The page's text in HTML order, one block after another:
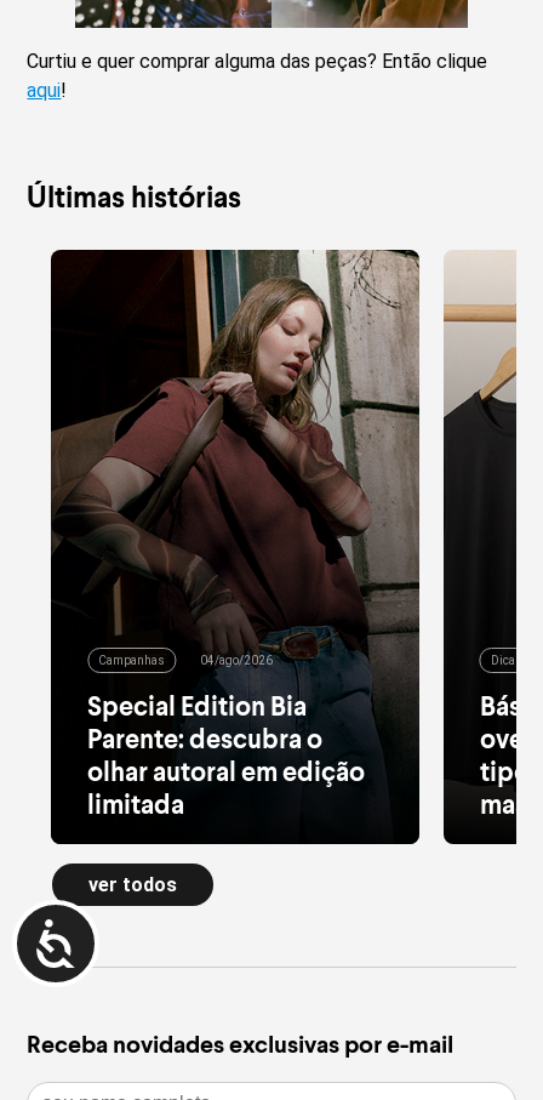
Curtiu e quer comprar alguma das peças? Então clique
aqui!
Últimas histórias
Campanhas 04/ago/2026
Special Edition Bia
Parente: descubra o
olhar autoral em edição
limitada
Alfaiataria leve, tule estampado, pied
de poule e acessórios com pedras
naturais dão forma à nova Special
Edition
Dicas de
Da
ver todos
Receba novidades exclusivas por e-mail